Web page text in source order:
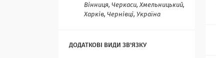
Вінниця, Черкаси, Хмельницький,
Харків, Чернівці, Україна